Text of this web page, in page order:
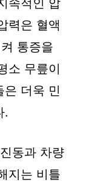
속적인 압
력은 혈액
통증을
소 무릎이
은 더욱 민
.
동과 차량
지는 비틀